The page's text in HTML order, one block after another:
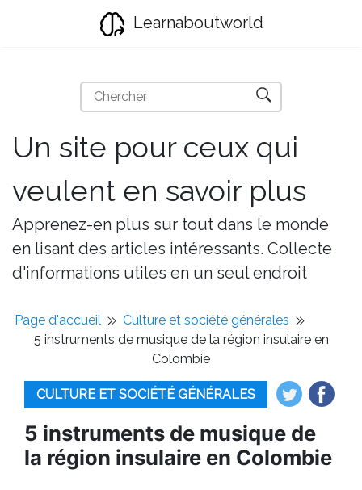
Learnaboutworld
Un site pour ceux qui
veulent en savoir plus
Apprenez-en plus sur tout dans le monde
en lisant des articles intéressants. Collecte
d'informations utiles en un seul endroit
Page d'accueil
Culture et société générales
5 instruments de musique de la région insulaire en
Colombie
CULTURE ET SOCIÉTÉ GÉNÉRALES
5 instruments de musique de
la région insulaire en Colombie